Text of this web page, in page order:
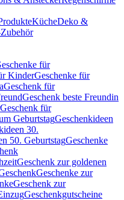
KücheDeko &
für
KinderGeschenke für
Geschenk für
Geschenk beste Freundin
Geschenk für
GeburtstagGeschenkideen
30.
50. GeburtstagGeschenke
Geschenk zur goldenen
Geschenke zur
Geschenk zur
Geschenkgutscheine